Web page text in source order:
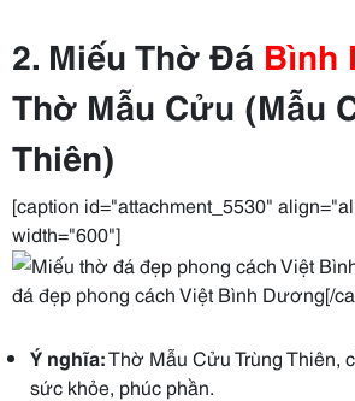
2. Miếu Thờ Đá Bình
Thờ Mẫu Cửu (Mẫu
Thiên)
[caption id="attachment_5530"
width="600"]
đá đẹp phong cách Việt Bình Dương[/
Ý nghĩa:Thờ Mẫu Cửu Trùng Thiên,
sức khỏe, phúc phần.